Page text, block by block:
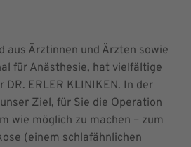
aus Ärztinnen und Ärzten sowie
für Anästhesie, hat vielfältige
ERLER KLINIKEN. In der
Ziel, für Sie die Operation
wie möglich zu machen – zum
(einem schlafähnlichen